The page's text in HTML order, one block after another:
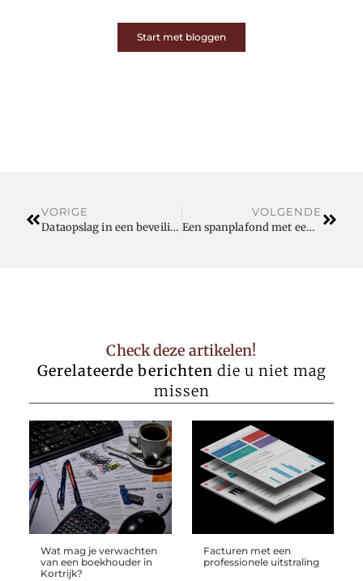
Start met bloggen
VORIGE
Dataopslag in een beveiligde cloud
VOLGENDE
Een spanplafond met een goede prijs in Aalst
Check deze artikelen!
Gerelateerde berichten die u niet mag
missen
Wat mag je verwachten
van een boekhouder in
Kortrijk?
Facturen met een
professionele uitstraling